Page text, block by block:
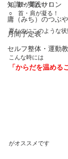
知識・実践サロン
庸（みち）のつぶ
月間予定表
セルフ整体・運動
○    腰が重たい！
○    首・肩が凝る！
夏なのにこのような
こんな時には
「からだを温める
がオススメです